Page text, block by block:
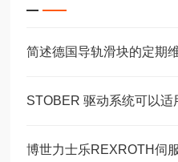
简述德国导轨滑块的定期